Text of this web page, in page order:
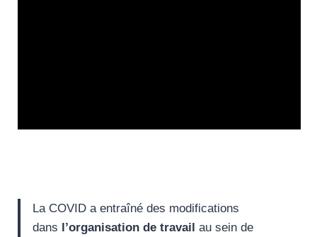
La COVID a entraîné des modifications
dans l’organisation de travail au sein de